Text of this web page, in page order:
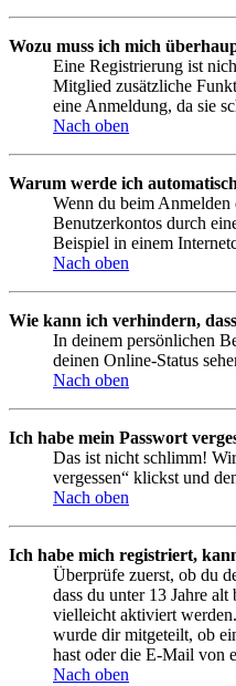
Wozu muss ich mich
Eine Registrierung ist
Mitglied zusätzliche
eine Anmeldung, da sie
Nach oben
Warum werde ich
Wenn du beim
Benutzerkontos durch
Beispiel in einem
Nach oben
Wie kann ich verhindern,
In deinem persönlichen
deinen Online-Status
Nach oben
Ich habe mein Passwort
Das ist nicht schlimm!
vergessen“ klickst und
Nach oben
Ich habe mich registriert,
Überprüfe zuerst, ob du
dass du unter 13 Jahre
vielleicht aktiviert
wurde dir mitgeteilt, ob
hast oder die E-Mail von
Nach oben